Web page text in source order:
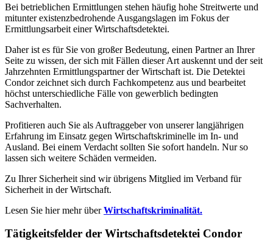
Bei betrieblichen Ermittlungen stehen häufig hohe Streitwerte und
mitunter existenzbedrohende Ausgangslagen im Fokus der
Ermittlungsarbeit einer Wirtschaftsdetektei.
Daher ist es für Sie von großer Bedeutung, einen Partner an Ihrer
Seite zu wissen, der sich mit Fällen dieser Art auskennt und der seit
Jahrzehnten Ermittlungspartner der Wirtschaft ist. Die Detektei
Condor zeichnet sich durch Fachkompetenz aus und bearbeitet
höchst unterschiedliche Fälle von gewerblich bedingten
Sachverhalten.
Profitieren auch Sie als Auftraggeber von unserer langjährigen
Erfahrung im Einsatz gegen Wirtschaftskriminelle im In- und
Ausland. Bei einem Verdacht sollten Sie sofort handeln. Nur so
lassen sich weitere Schäden vermeiden.
Zu Ihrer Sicherheit sind wir übrigens Mitglied im Verband für
Sicherheit in der Wirtschaft.
Lesen Sie hier mehr überWirtschaftskriminalität.
Tätigkeitsfelder der Wirtschaftsdetektei Condor